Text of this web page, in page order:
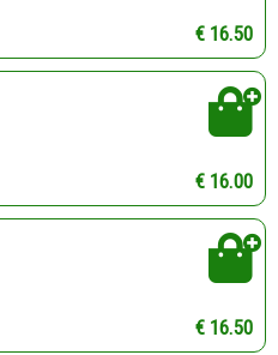
€ 16.50
€ 16.00
€ 16.50